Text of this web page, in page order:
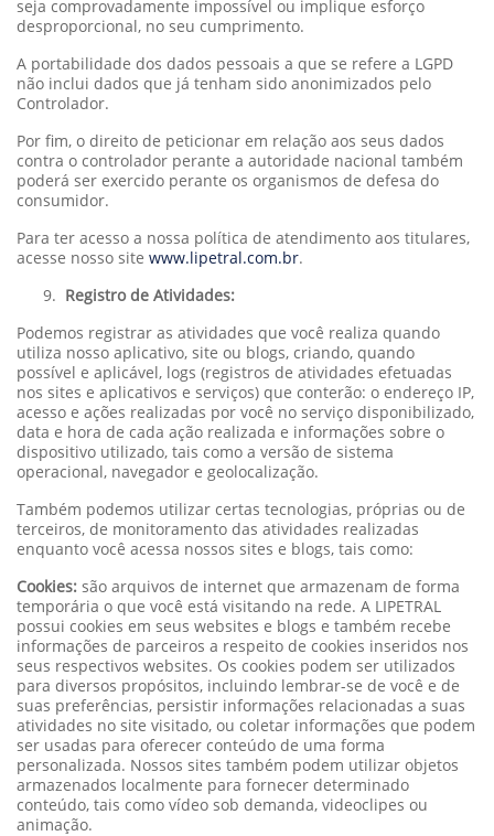
seja comprovadamente impossível ou implique esforço
desproporcional, no seu cumprimento.
A portabilidade dos dados pessoais a que se refere a LGPD
não inclui dados que já tenham sido anonimizados pelo
Controlador.
Por fim, o direito de peticionar em relação aos seus dados
contra o controlador perante a autoridade nacional também
poderá ser exercido perante os organismos de defesa do
consumidor.
Para ter acesso a nossa política de atendimento aos titulares,
acesse nosso site www.lipetral.com.br.
Registro de Atividades:
Podemos registrar as atividades que você realiza quando
utiliza nosso aplicativo, site ou blogs, criando, quando
possível e aplicável, logs (registros de atividades efetuadas
nos sites e aplicativos e serviços) que conterão: o endereço IP,
acesso e ações realizadas por você no serviço disponibilizado,
data e hora de cada ação realizada e informações sobre o
dispositivo utilizado, tais como a versão de sistema
operacional, navegador e geolocalização.
Também podemos utilizar certas tecnologias, próprias ou de
terceiros, de monitoramento das atividades realizadas
enquanto você acessa nossos sites e blogs, tais como:
Cookies: são arquivos de internet que armazenam de forma
temporária o que você está visitando na rede. A LIPETRAL
possui cookies em seus websites e blogs e também recebe
informações de parceiros a respeito de cookies inseridos nos
seus respectivos websites. Os cookies podem ser utilizados
para diversos propósitos, incluindo lembrar-se de você e de
suas preferências, persistir informações relacionadas a suas
atividades no site visitado, ou coletar informações que podem
ser usadas para oferecer conteúdo de uma forma
personalizada. Nossos sites também podem utilizar objetos
armazenados localmente para fornecer determinado
conteúdo, tais como vídeo sob demanda, videoclipes ou
animação.